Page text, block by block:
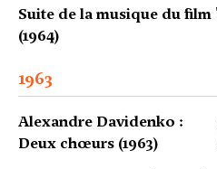
Suite de la musique du
(1964)
1963
Alexandre Davidenko :
Deux chœurs (1963)